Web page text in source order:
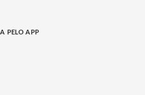
PELO APP